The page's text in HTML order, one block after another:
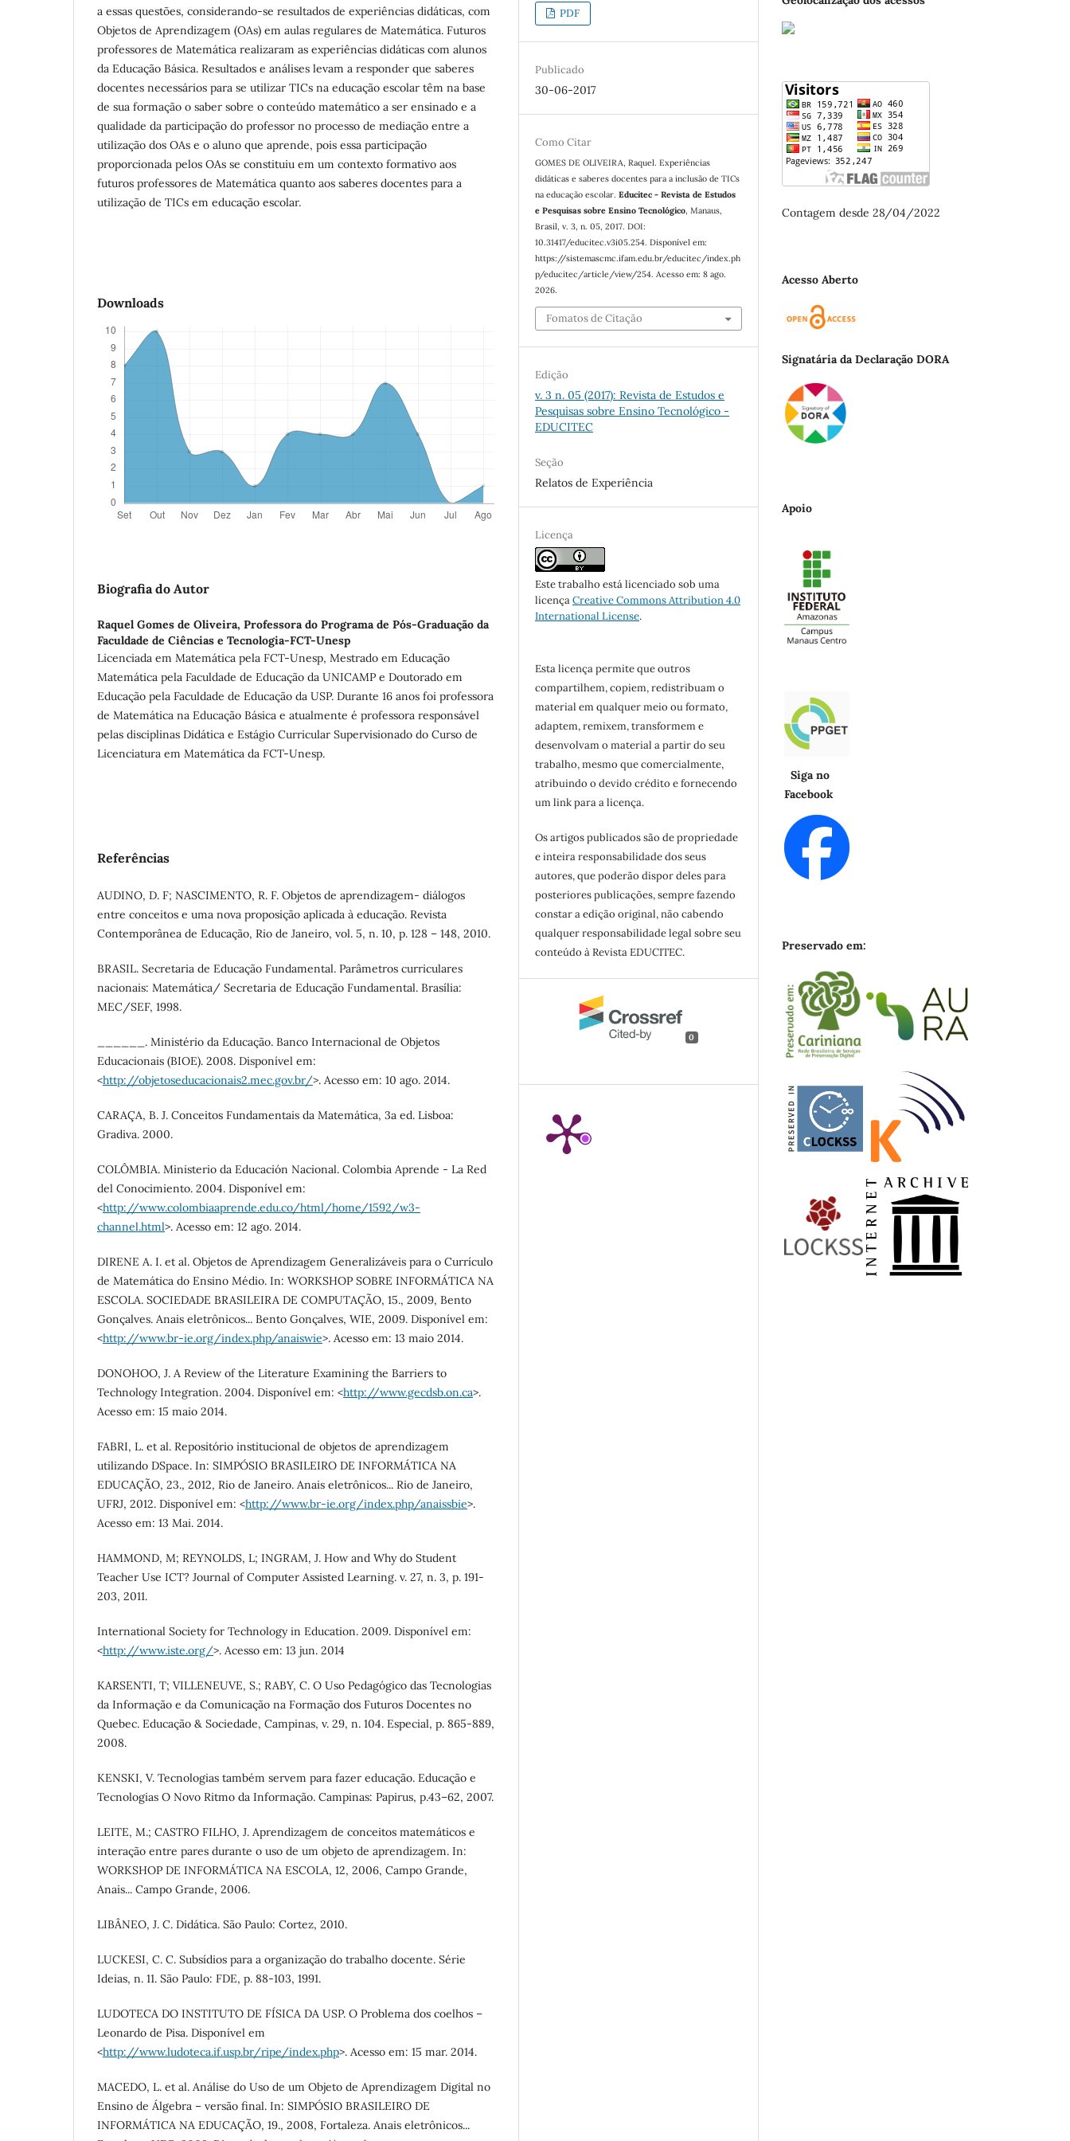
a essas questões, considerando-se resultados de experiências didáticas, com
Objetos de Aprendizagem (OAs) em aulas regulares de Matemática. Futuros
professores de Matemática realizaram as experiências didáticas com alunos
da Educação Básica. Resultados e análises levam a responder que saberes
docentes necessários para se utilizar TICs na educação escolar têm na base
de sua formação o saber sobre o conteúdo matemático a ser ensinado e a
qualidade da participação do professor no processo de mediação entre a
utilização dos OAs e o aluno que aprende, pois essa participação
proporcionada pelos OAs se constituiu em um contexto formativo aos
futuros professores de Matemática quanto aos saberes docentes para a
utilização de TICs em educação escolar.
Downloads
Biografia do Autor
Raquel Gomes de Oliveira, Professora do Programa de Pós-Graduação da
Faculdade de Ciências e Tecnologia-FCT-Unesp
Licenciada em Matemática pela FCT-Unesp, Mestrado em Educação
Matemática pela Faculdade de Educação da UNICAMP e Doutorado em
Educação pela Faculdade de Educação da USP. Durante 16 anos foi professora
de Matemática na Educação Básica e atualmente é professora responsável
pelas disciplinas Didática e Estágio Curricular Supervisionado do Curso de
Licenciatura em Matemática da FCT-Unesp.
Referências
AUDINO, D. F; NASCIMENTO, R. F. Objetos de aprendizagem- diálogos
entre conceitos e uma nova proposição aplicada à educação. Revista
Contemporânea de Educação, Rio de Janeiro, vol. 5, n. 10, p. 128 – 148, 2010.
BRASIL. Secretaria de Educação Fundamental. Parâmetros curriculares
nacionais: Matemática/ Secretaria de Educação Fundamental. Brasília:
MEC/SEF, 1998.
______. Ministério da Educação. Banco Internacional de Objetos
Educacionais (BIOE). 2008. Disponível em:
<http://objetoseducacionais2.mec.gov.br/>. Acesso em: 10 ago. 2014.
CARAÇA, B. J. Conceitos Fundamentais da Matemática, 3a ed. Lisboa:
Gradiva. 2000.
COLÔMBIA. Ministerio da Educación Nacional. Colombia Aprende - La Red
del Conocimiento. 2004. Disponível em:
<http://www.colombiaaprende.edu.co/html/home/1592/w3-
channel.html>. Acesso em: 12 ago. 2014.
DIRENE A. I. et al. Objetos de Aprendizagem Generalizáveis para o Currículo
de Matemática do Ensino Médio. In: WORKSHOP SOBRE INFORMÁTICA NA
ESCOLA. SOCIEDADE BRASILEIRA DE COMPUTAÇÃO, 15., 2009, Bento
Gonçalves. Anais eletrônicos... Bento Gonçalves, WIE, 2009. Disponível em:
<http://www.br-ie.org/index.php/anaiswie>. Acesso em: 13 maio 2014.
DONOHOO, J. A Review of the Literature Examining the Barriers to
Technology Integration. 2004. Disponível em: <http://www.gecdsb.on.ca>.
Acesso em: 15 maio 2014.
FABRI, L. et al. Repositório institucional de objetos de aprendizagem
utilizando DSpace. In: SIMPÓSIO BRASILEIRO DE INFORMÁTICA NA
EDUCAÇÃO, 23., 2012, Rio de Janeiro. Anais eletrônicos... Rio de Janeiro,
UFRJ, 2012. Disponível em: <http://www.br-ie.org/index.php/anaissbie>.
Acesso em: 13 Mai. 2014.
HAMMOND, M; REYNOLDS, L; INGRAM, J. How and Why do Student
Teacher Use ICT? Journal of Computer Assisted Learning. v. 27, n. 3, p. 191-
203, 2011.
International Society for Technology in Education. 2009. Disponível em:
<http://www.iste.org/>. Acesso em: 13 jun. 2014
KARSENTI, T; VILLENEUVE, S.; RABY, C. O Uso Pedagógico das Tecnologias
da Informação e da Comunicação na Formação dos Futuros Docentes no
Quebec. Educação & Sociedade, Campinas, v. 29, n. 104. Especial, p. 865-889,
2008.
KENSKI, V. Tecnologias também servem para fazer educação. Educação e
Tecnologias O Novo Ritmo da Informação. Campinas: Papirus, p.43–62, 2007.
LEITE, M.; CASTRO FILHO, J. Aprendizagem de conceitos matemáticos e
interação entre pares durante o uso de um objeto de aprendizagem. In:
WORKSHOP DE INFORMÁTICA NA ESCOLA, 12, 2006, Campo Grande,
Anais... Campo Grande, 2006.
LIBÂNEO, J. C. Didática. São Paulo: Cortez, 2010.
LUCKESI, C. C. Subsídios para a organização do trabalho docente. Série
Ideias, n. 11. São Paulo: FDE, p. 88-103, 1991.
LUDOTECA DO INSTITUTO DE FÍSICA DA USP. O Problema dos coelhos –
Leonardo de Pisa. Disponível em
<http://www.ludoteca.if.usp.br/ripe/index.php>. Acesso em: 15 mar. 2014.
MACEDO, L. et al. Análise do Uso de um Objeto de Aprendizagem Digital no
Ensino de Álgebra – versão final. In: SIMPÓSIO BRASILEIRO DE
INFORMÁTICA NA EDUCAÇÃO, 19., 2008, Fortaleza. Anais eletrônicos...
PDF
Publicado
30-06-2017
Como Citar
GOMES DE OLIVEIRA, Raquel. Experiências
didáticas e saberes docentes para a inclusão de TICs
na educação escolar.Educitec - Revista de Estudos
e Pesquisas sobre Ensino Tecnológico, Manaus,
Brasil, v. 3, n. 05, 2017. DOI:
10.31417/educitec.v3i05.254. Disponível em:
https://sistemascmc.ifam.edu.br/educitec/index.ph
p/educitec/article/view/254. Acesso em: 8 ago.
2026.
Fomatos de Citação
Edição
v. 3 n. 05 (2017): Revista de Estudos e
Pesquisas sobre Ensino Tecnológico -
EDUCITEC
Seção
Relatos de Experiência
Licença
Este trabalho está licenciado sob uma
licençaCreative Commons Attribution 4.0
International License.
Esta licença permite que outros
compartilhem, copiem, redistribuam o
material em qualquer meio ou formato,
adaptem, remixem, transformem e
desenvolvam o material a partir do seu
trabalho, mesmo que comercialmente,
atribuindo o devido crédito e fornecendo
um link para a licença.
Os artigos publicados são de propriedade
e inteira responsabilidade dos seus
autores, que poderão dispor deles para
posteriores publicações, sempre fazendo
constar a edição original, não cabendo
qualquer responsabilidade legal sobre seu
conteúdo à Revista EDUCITEC.
0
Contagem desde 28/04/2022
Acesso Aberto
Signatária da Declaração DORA
Apoio
Siga no
Facebook
Preservado em: